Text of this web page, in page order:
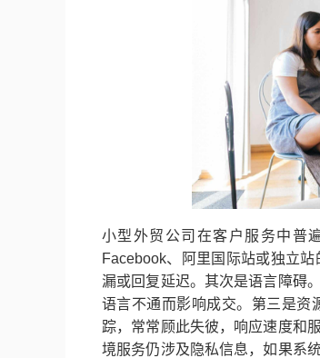
小型外贸公司在客户服务中普
Facebook、阿里国际站或独立
漏或回复延迟。其次是语言障碍
语言不通而影响成交。第三是资
踪，常常顾此失彼，响应速度和
境服务仍涉及隐私信息，如果系